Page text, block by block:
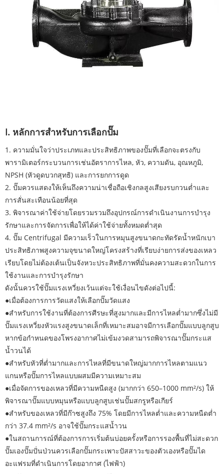
I. หลักการสำหรับการเลือกปั๊ม
1. ความมั่นใจว่าประเภทและประสิทธิภาพของปั๊มที่เลือกจะตรงกับ
พารามิเตอร์กระบวนการเช่นอัตราการไหล, หัว, ความดัน, อุณหภูมิ,
NPSH (หัวดูดบวกสุทธิ) และการยกการดูด
2. ปั๊มควรแสดงให้เห็นถึงความน่าเชื่อถือเชิงกลสูงเสียงรบกวนต่ำและ
การสั่นสะเทือนน้อยที่สุด
3. พิจารณาค่าใช้จ่ายโดยรวมรวมถึงอุปกรณ์การดำเนินงานการบำรุง
รักษาและการจัดการเพื่อให้ได้ค่าใช้จ่ายทั้งหมดต่ำสุด
4. ปั๊ม Centrifugal มีความเร็วในการหมุนสูงขนาดกะทัดรัดน้ำหนักเบา
ประสิทธิภาพสูงความจุขนาดใหญ่โครงสร้างที่เรียบง่ายการส่งของเหลว
เรียบโดยไม่ต้องเต้นเป็นจังหวะประสิทธิภาพที่มั่นคงความสะดวกในการ
ใช้งานและการบำรุงรักษา
ดังนั้นควรใช้ปั๊มแรงเหวี่ยงเว้นแต่จะใช้เงื่อนไขดังต่อไปนี้:
●เมื่อต้องการการวัดแสงให้เลือกปั๊มวัดแสง
●สำหรับการใช้งานที่ต้องการศีรษะที่สูงมากและมีการไหลต่ำมากซึ่งไม่มี
ปั๊มแรงเหวี่ยงหัวแรงสูงขนาดเล็กที่เหมาะสมอาจมีการเลือกปั๊มแบบลูกสูบ
หากข้อกำหนดของโพรงอากาศไม่เข้มงวดสามารถพิจารณาปั๊มกระแส
น้ำวนได้
●สำหรับหัวที่ต่ำมากและการไหลที่มีขนาดใหญ่มากการไหลตามแนว
แกนหรือปั๊มการไหลแบบผสมมีความเหมาะสม
●เมื่อจัดการของเหลวที่มีความหนืดสูง (มากกว่า 650–1000 mm²/s) ให้
พิจารณาปั๊มแบบหมุนหรือแบบลูกสูบเช่นปั๊มสกรูหรือเกียร์
●สำหรับของเหลวที่มีก๊าซสูงถึง 75% โดยมีการไหลต่ำและความหนืดต่ำ
กว่า 37.4 mm²/s อาจใช้ปั๊มกระแสน้ำวน
●ในสถานการณ์ที่ต้องการการเริ่มต้นบ่อยครั้งหรือการรองพื้นที่ไม่สะดวก
ปั๊มเองปั๊มปั่นป่วนควรเลือกปั๊มกระเพาะปัสสาวะของตัวเองหรือปั๊มได
อะแฟรมที่ดำเนินการโดยอากาศ (ไฟฟ้า)